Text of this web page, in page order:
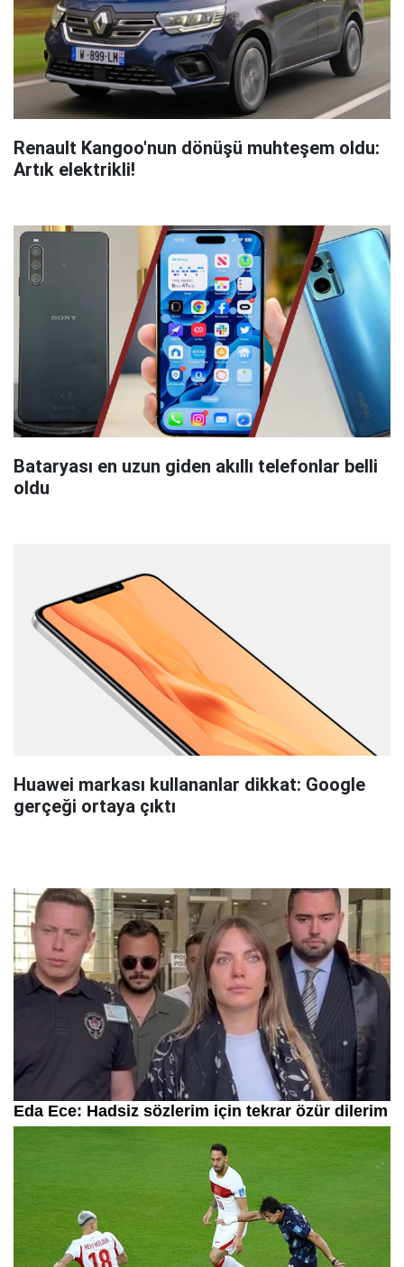
Renault Kangoo'nun dönüşü muhteşem oldu:
Artık elektrikli!
Bataryası en uzun giden akıllı telefonlar belli
oldu
Huawei markası kullananlar dikkat: Google
gerçeği ortaya çıktı